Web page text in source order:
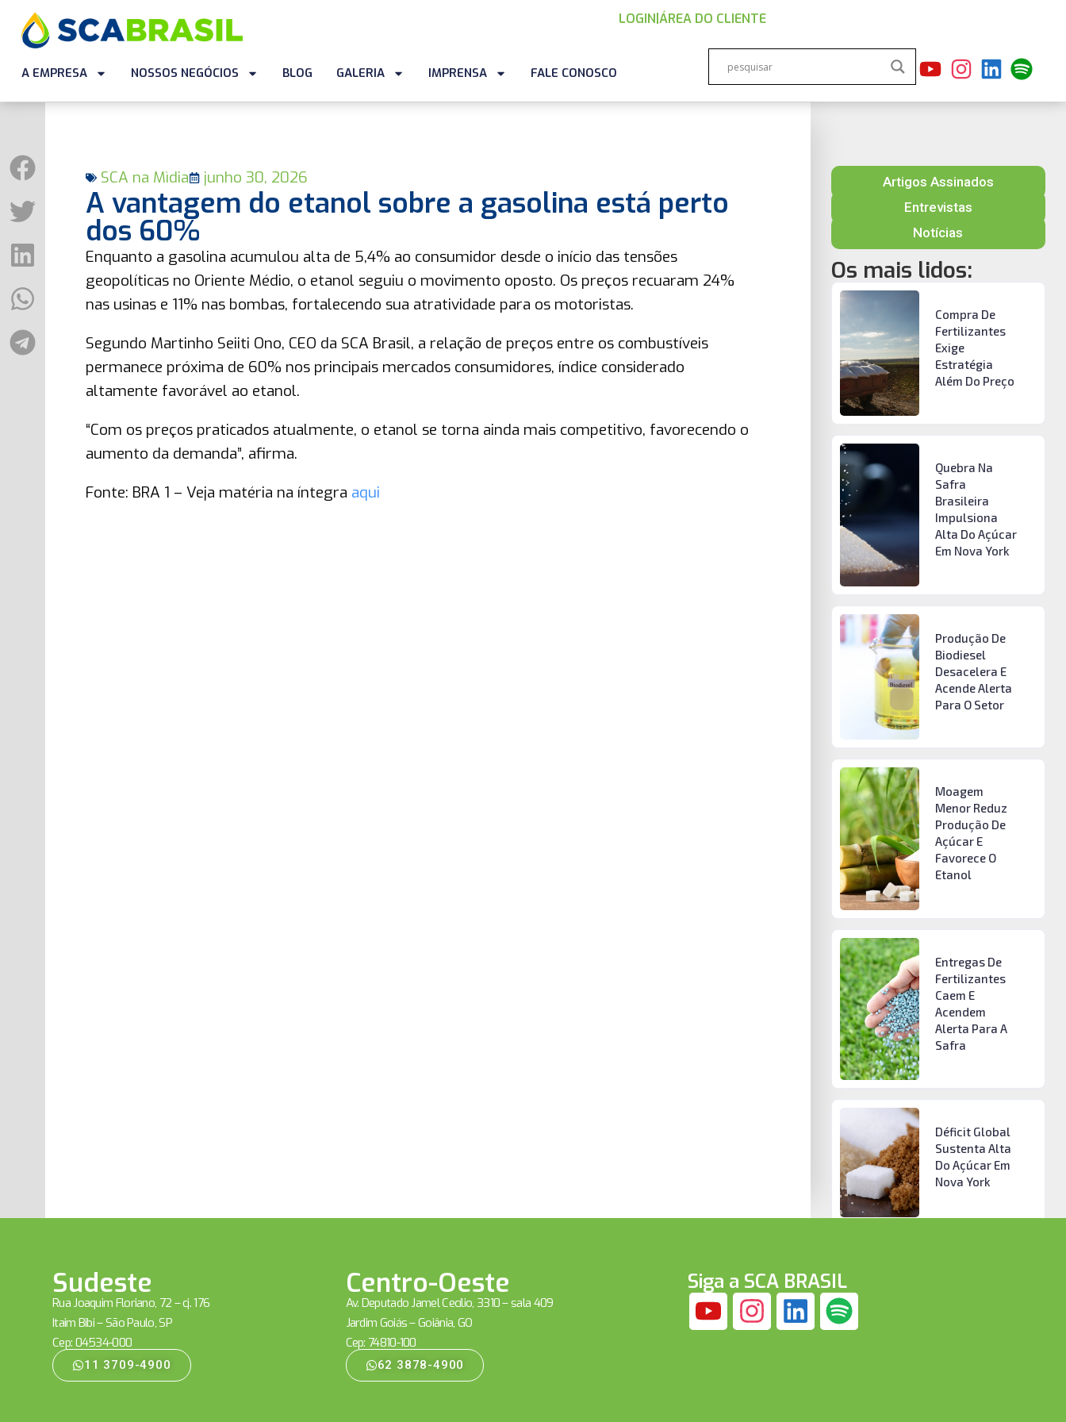
LOGIN |ÁREA DO CLIENTE
A EMPRESA NOSSOS NEGÓCIOS BLOG GALERIA IMPRENSA FALE CONOSCO
SCA na Mìdia junho 30, 2026
A vantagem do etanol sobre a gasolina está perto
dos 60%
Enquanto a gasolina acumulou alta de 5,4% ao consumidor desde o início das tensões
geopolíticas no Oriente Médio, o etanol seguiu o movimento oposto. Os preços recuaram 24%
nas usinas e 11% nas bombas, fortalecendo sua atratividade para os motoristas.
Segundo Martinho Seiiti Ono, CEO da SCA Brasil, a relação de preços entre os combustíveis
permanece próxima de 60% nos principais mercados consumidores, índice considerado
altamente favorável ao etanol.
“Com os preços praticados atualmente, o etanol se torna ainda mais competitivo, favorecendo o
aumento da demanda”, afirma.
Fonte: BRA 1 – Veja matéria na íntegra aqui
Artigos Assinados
Entrevistas
Notícias
Os mais lidos:
Compra De
Fertilizantes
Exige
Estratégia
Além Do Preço
Quebra Na
Safra
Brasileira
Impulsiona
Alta Do Açúcar
Em Nova York
Produção De
Biodiesel
Desacelera E
Acende Alerta
Para O Setor
Moagem
Menor Reduz
Produção De
Açúcar E
Favorece O
Etanol
Entregas De
Fertilizantes
Caem E
Acendem
Alerta Para A
Safra
Déficit Global
Sustenta Alta
Do Açúcar Em
Nova York
Sudeste
Rua Joaquim Floriano, 72 – cj. 176
Itaim Bibi – São Paulo, SP
Cep: 04534-000
11 3709-4900
Centro-Oeste
Av. Deputado Jamel Cecílio, 3310 – sala 409
Jardim Goiás – Goiânia, GO
Cep: 74810-100
62 3878-4900
Siga a SCA BRASIL